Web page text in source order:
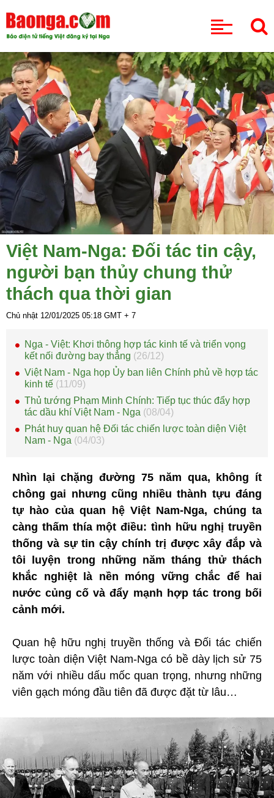
Việt Nam-Nga: Đối tác tin cậy,
người bạn thủy chung thử
thách qua thời gian
Chủ nhật 12/01/2025 05:18 GMT + 7
Nga - Việt: Khơi thông hợp tác kinh tế và triển vọng
kết nối đường bay thẳng (26/12)
Việt Nam - Nga họp Ủy ban liên Chính phủ về hợp tác
kinh tế (11/09)
Thủ tướng Phạm Minh Chính: Tiếp tục thúc đẩy hợp
tác dầu khí Việt Nam - Nga (08/04)
Phát huy quan hệ Đối tác chiến lược toàn diện Việt
Nam - Nga (04/03)
Nhìn lại chặng đường 75 năm qua, không ít
chông gai nhưng cũng nhiều thành tựu đáng
tự hào của quan hệ Việt Nam-Nga, chúng ta
càng thấm thía một điều: tình hữu nghị truyền
thống và sự tin cậy chính trị được xây đắp và
tôi luyện trong những năm tháng thử thách
khắc nghiệt là nền móng vững chắc để hai
nước củng cố và đẩy mạnh hợp tác trong bối
cảnh mới.
Quan hệ hữu nghị truyền thống và Đối tác chiến
lược toàn diện Việt Nam-Nga có bề dày lịch sử 75
năm với nhiều dấu mốc quan trọng, nhưng những
viên gạch móng đầu tiên đã được đặt từ lâu…